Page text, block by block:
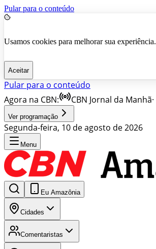
Pular para o conteúdo
Usamos cookies para melhorar sua experiência.
Aceitar
Pular para o conteúdo
Agora na CBN:
CBN Jornal da Manhã·
Ver programação
Segunda-feira, 10 de agosto de 2026
Menu
Eu Amazônia
Cidades
Comentaristas